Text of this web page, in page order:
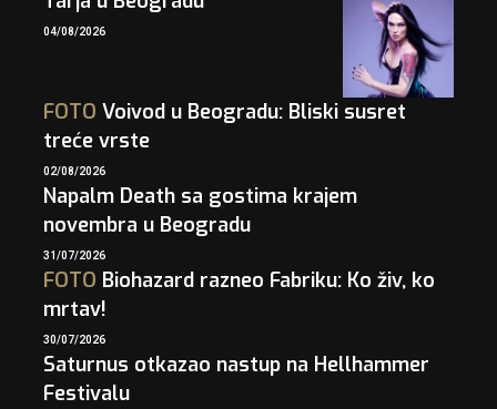
04/08/2026
FOTO Voivod u Beogradu: Bliski susret
treće vrste
02/08/2026
Napalm Death sa gostima krajem
novembra u Beogradu
31/07/2026
FOTO Biohazard razneo Fabriku: Ko živ, ko
mrtav!
30/07/2026
Saturnus otkazao nastup na Hellhammer
Festivalu